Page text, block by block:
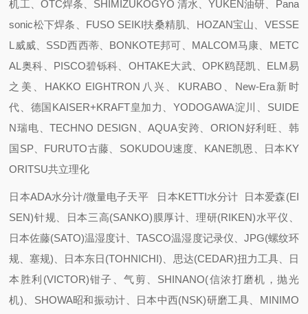
机工、OTC焊条、SHIMIZUKOGYO 清水、YUKEN油研、Pana
sonic松下焊条、FUSO SEIKI扶桑精肌、HOZAN宝山、VESSE
L威威、SSD西西蒂、BONKOTE邦可、MALCOM马康、METC
AL奥科、PISCO碧铄科、OHTAKE大武、OPK鸥琵凯、ELM易
之美、HAKKO EIGHTRON八兴、KURABO、New-Era新时
代、德国KAISER+KRAFT皇加力、YODOGAWA淀川、SUIDE
N瑞电、TECHNO DESIGN、AQUA安跨、ORION好利旺、韩
国SP、FURUTO古藤、SOKUDOU速度、KANE凯恩、日本KY
ORITSU共立理化
日本ADA水分计/微量电子天平 日本KETTI水分计 日本爱森(EI
SEN)针规、日本三高(SANKO)膜厚计、理研(RIKEN)水平仪、
日本佐藤(SATO)温湿度计、TASCO温湿度记录仪、JPG(螺纹环
规、塞规)、日本东日(TOHNICHI)、思达(CEDAR)扭力工具、日
本胜利(VICTOR)钳子、气剪、SHINANO(信浓打磨机，抛光
机)、SHOWA昭和振动计、日本中西(NSK)研磨工具、MINIMO